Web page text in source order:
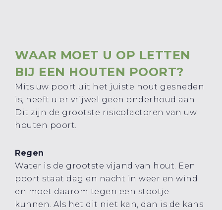
WAAR MOET U OP LETTEN
BIJ EEN HOUTEN POORT?
Mits uw poort uit het juiste hout gesneden
is, heeft u er vrijwel geen onderhoud aan.
Dit zijn de grootste risicofactoren van uw
houten poort.
Regen
Water is de grootste vijand van hout. Een
poort staat dag en nacht in weer en wind
en moet daarom tegen een stootje
kunnen. Als het dit niet kan, dan is de kans